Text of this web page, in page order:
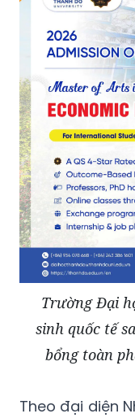
Trường Đại
sinh quốc tế
bổng toàn
Theo đại diện